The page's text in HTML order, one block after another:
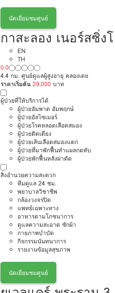
นัดเยี่ยมชมศูนย์
กาสะลอง เนอร์สซิ่
EN
TH
0.0
4.4 กม. ศูนย์ดูแลผู้สูงอายุ คลองเตย
ราคาเริ่มต้น 29,000 บาท
ผู้ป่วยที่ให้บริการได้
ผู้ป่วยอัมพาต อัมพฤกษ์
ผู้ป่วยอัลไซเมอร์
ผู้ป่วยโรคหลอดเลือดสมอง
ผู้ป่วยติดเตียง
ผู้ป่วยเส้นเลือดสมองแตก
ผู้ป่วยที่มาพักฟื้นทำแผลกดทับ
ผู้ป่วยพักฟื้นหลังผ่าตัด
สิ่งอำนวยความสะดวก
ทีมดูแล 24 ชม.
พยาบาลวิชาชีพ
กล้องวงจรปิด
แพทย์เฉพาะทาง
อาหารตามโภชนาการ
ดูแลความสะอาด ซักผ้า
กายภาพบำบัด
กิจกรรมนันทนาการ
รายงานข้อมูลสุขภาพ
นัดเยี่ยมชมศูนย์